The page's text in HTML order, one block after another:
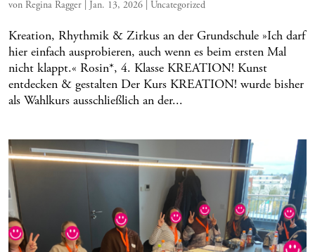
von Regina Ragger Jan. 13, 2026 Uncategorized
Kreation, Rhythmik & Zirkus an der Grundschule »Ich darf
hier einfach ausprobieren, auch wenn es beim ersten Mal
nicht klappt.« Rosin*, 4. Klasse KREATION! Kunst
entdecken & gestalten Der Kurs KREATION! wurde bisher
als Wahlkurs ausschließlich an der...